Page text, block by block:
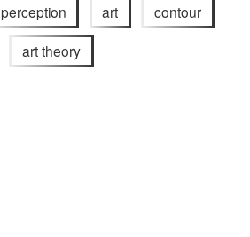
perception art contour
art theory